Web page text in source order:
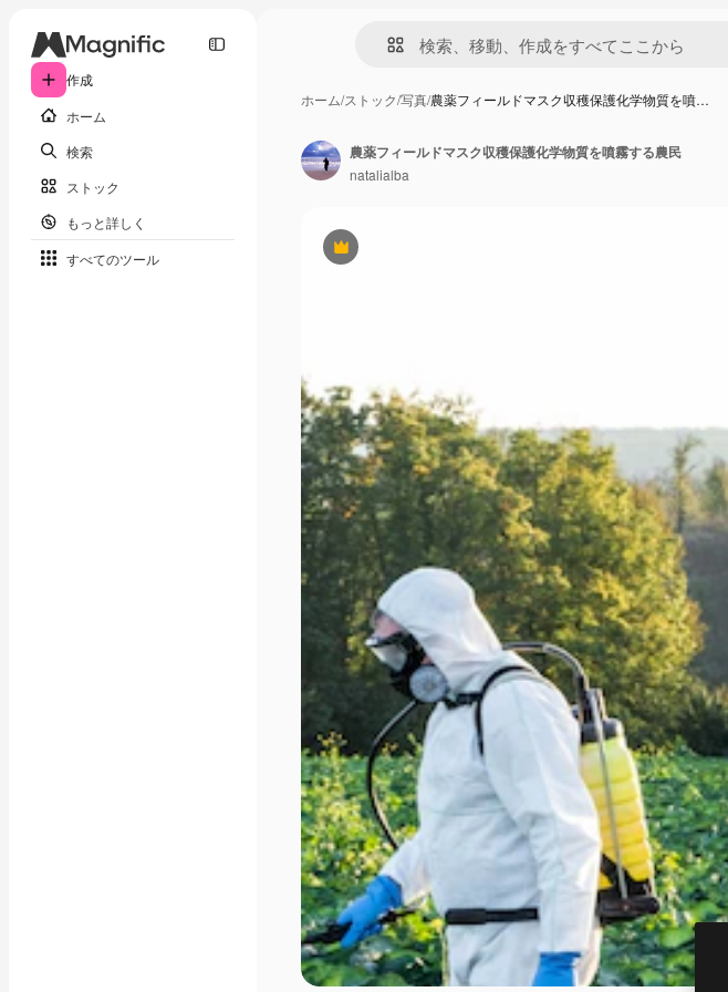
作成
ホーム
検索
ストック
もっと詳しく
すべてのツール
ホーム/ストック/写真/農薬フィールドマスク収穫保護化学物質を噴…
Premium
農薬フィールドマスク収穫保護化学物質を噴霧する農民
natalialba